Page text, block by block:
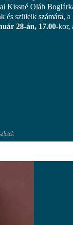
Kissné Oláh
és szüleik számára, a
28-án, 17.00-kor,